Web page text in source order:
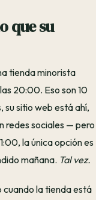
que su
tienda minorista
20:00. Eso son 10
su sitio web está ahí,
redes sociales — pero
la única opción es
mañana. Tal vez.
cuando la tienda está